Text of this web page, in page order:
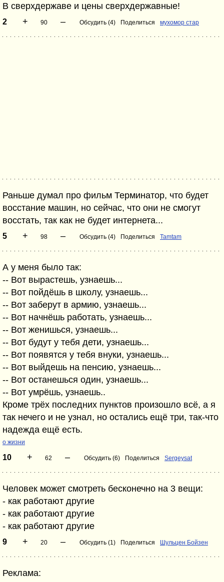
В сверхдержаве и цены сверхдержавные!
2 + 90 – Обсудить (4) Поделиться мухомор стар
Раньше думал про фильм Терминатор, что будет
восстание машин, но сейчас, что они не смогут
восстать, так как не будет интернета...
5 + 98 – Обсудить (4) Поделиться Tamtam
А у меня было так:
-- Вот вырастешь, узнаешь...
-- Вот пойдёшь в школу, узнаешь...
-- Вот заберут в армию, узнаешь...
-- Вот начнёшь работать, узнаешь...
-- Вот женишься, узнаешь...
-- Вот будут у тебя дети, узнаешь...
-- Вот появятся у тебя внуки, узнаешь...
-- Вот выйдешь на пенсию, узнаешь...
-- Вот останешься один, узнаешь...
-- Вот умрёшь, узнаешь..
Кроме трёх последних пунктов произошло всё, а я
так нечего и не узнал, но остались ещё три, так-что
надежда ещё есть.
о жизни
10 + 62 – Обсудить (6) Поделиться Sergeysat
Человек может смотреть бесконечно на 3 вещи:
- как работают другие
- как работают другие
- как работают другие
9 + 20 – Обсудить (1) Поделиться Шульцен Бойзен
Реклама: